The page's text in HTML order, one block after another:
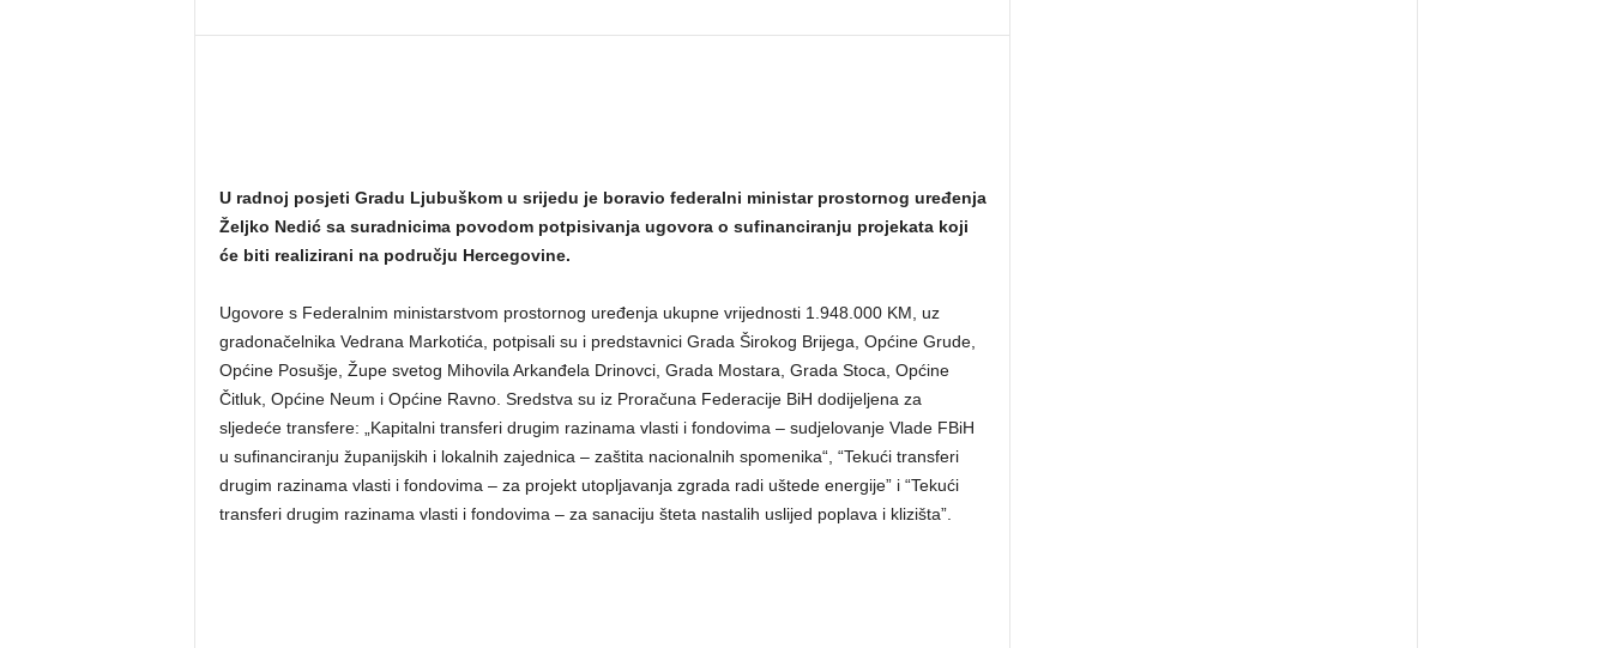
U radnoj posjeti Gradu Ljubuškom u srijedu je boravio federalni ministar prostornog uređenja
Željko Nedić sa suradnicima povodom potpisivanja ugovora o sufinanciranju projekata koji
će biti realizirani na području Hercegovine.
Ugovore s Federalnim ministarstvom prostornog uređenja ukupne vrijednosti 1.948.000 KM, uz
gradonačelnika Vedrana Markotića, potpisali su i predstavnici Grada Širokog Brijega, Općine Grude,
Općine Posušje, Župe svetog Mihovila Arkanđela Drinovci, Grada Mostara, Grada Stoca, Općine
Čitluk, Općine Neum i Općine Ravno. Sredstva su iz Proračuna Federacije BiH dodijeljena za
sljedeće transfere: „Kapitalni transferi drugim razinama vlasti i fondovima – sudjelovanje Vlade FBiH
u sufinanciranju županijskih i lokalnih zajednica – zaštita nacionalnih spomenika“, “Tekući transferi
drugim razinama vlasti i fondovima – za projekt utopljavanja zgrada radi uštede energije” i “Tekući
transferi drugim razinama vlasti i fondovima – za sanaciju šteta nastalih uslijed poplava i klizišta”.